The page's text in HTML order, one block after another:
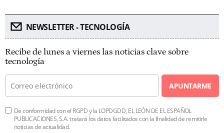
NEWSLETTER - TECNOLOGÍA
Recibe de lunes a viernes las noticias clave sobre
tecnología
APUNTARME
De conformidad con el RGPD y la LOPDGDD, EL LEÓN DE EL ESPAÑOL
PUBLICACIONES, S.A. tratará los datos facilitados con la finalidad de remitirle
noticias de actualidad.